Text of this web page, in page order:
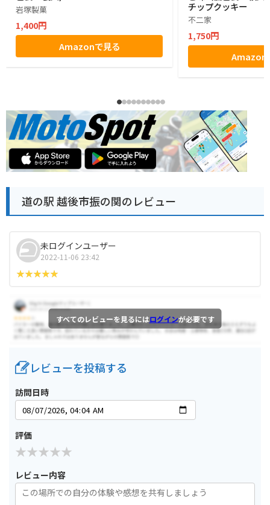
岩塚製菓
1,400円
Amazonで見る
チップクッキー
不二家
1,750円
Amazon
道の駅 越後市振の関のレビュー
未ログインユーザー
2022-11-06 23:42
すべてのレビューを見るにはログインが必要です
レビューを投稿する
訪問日時
評価
レビュー内容